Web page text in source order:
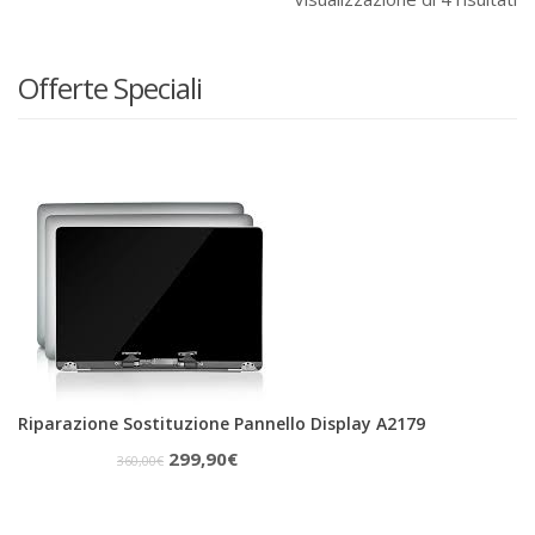
Offerte Speciali
Riparazione Sostituzione Pannello Display A2179
360,00€ Il
299,90€Il